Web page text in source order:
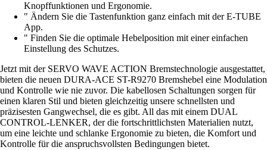
Knopffunktionen und Ergonomie.
" Ändern Sie die Tastenfunktion ganz einfach mit der E-TUBE
App.
" Finden Sie die optimale Hebelposition mit einer einfachen
Einstellung des Schutzes.
Jetzt mit der SERVO WAVE ACTION Bremstechnologie ausgestattet,
bieten die neuen DURA-ACE ST-R9270 Bremshebel eine Modulation
und Kontrolle wie nie zuvor. Die kabellosen Schaltungen sorgen für
einen klaren Stil und bieten gleichzeitig unsere schnellsten und
präzisesten Gangwechsel, die es gibt. All das mit einem DUAL
CONTROL-LENKER, der die fortschrittlichsten Materialien nutzt,
um eine leichte und schlanke Ergonomie zu bieten, die Komfort und
Kontrolle für die anspruchsvollsten Bedingungen bietet.